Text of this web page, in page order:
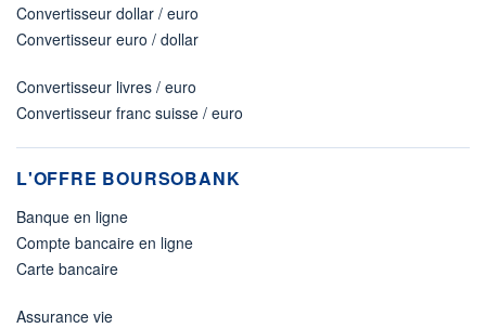
Convertisseur dollar / euro
Convertisseur euro / dollar
Convertisseur livres / euro
Convertisseur franc suisse / euro
L'OFFRE BOURSOBANK
Banque en ligne
Compte bancaire en ligne
Carte bancaire
Assurance vie